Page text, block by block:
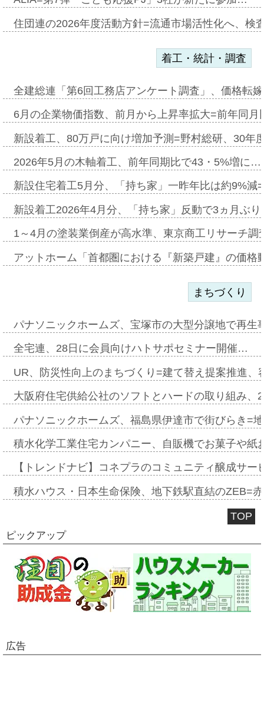
住団連の2026年度活動方針=流通市場活性化へ、検
着工・統計・調査
全建総連「第6回工務店アンケート調査」、価格転
6月の企業物価指数、前月から上昇率拡大=前年同
新設着工、80万戸に向け増加予測=野村総研、30年
2026年5月の木軸着工、前年同期比で43・5%増に…
新設住宅着工5月分、「持ち家」一昨年比は約9%
新設着工2026年4月分、「持ち家」反動で3ヵ月ぶ
1～4月の塗装業倒産が高水準、東京商工リサーチ
アットホーム「首都圏における『新築戸建』の価
まちづくり
パナソニックホームズ、宝塚市の大型分譲地で再
全宅連、28日に会員向けハトサポセミナー開催…
UR、防災性向上のまちづくり=建て替え提案推進
大阪府住宅供給公社のソフトとハードの取り組み
パナソニックホームズ、福島県伊達市で街びらき=
積水化学工業住宅カンパニー、自販機でお菓子や
【トレンドナビ】コネプラのコミュニティ醸成サ
積水ハウス・日本生命保険、地下鉄駅直結のZEB=
TOP
ピックアップ
広告